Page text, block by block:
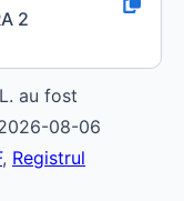
2
au fost
08-06
, Registrul